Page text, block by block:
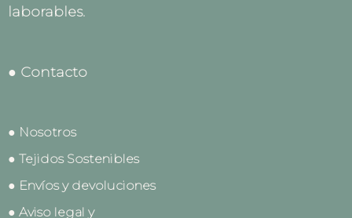
laborables.
● Contacto
● Nosotros
● Tejidos Sostenibles
● Envíos y devoluciones
● Aviso legal y